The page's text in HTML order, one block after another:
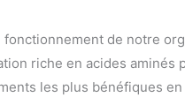
de notre
riche en acides aminés
les plus bénéfiques en